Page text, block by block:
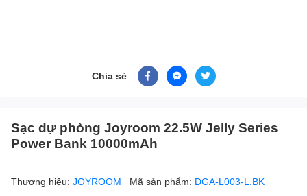
Chia sẻ
Sạc dự phòng Joyroom 22.5W Jelly Series
Power Bank 10000mAh
Thương hiệu: JOYROOM Mã sản phẩm: DGA-L003-L.BK